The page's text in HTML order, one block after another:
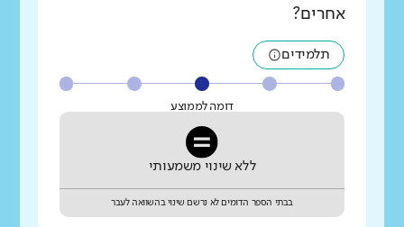
אחרים?
תלמידים
דומה לממוצע
ללא שינוי משמעותי
בבתי הספר הדומים לא נרשם שינוי בהשוואה לעבר